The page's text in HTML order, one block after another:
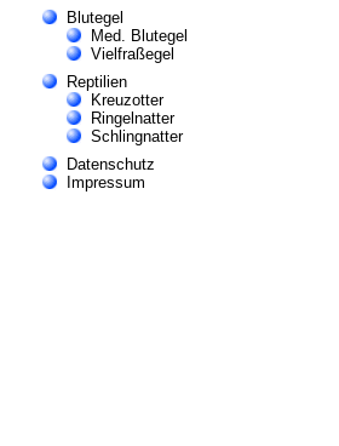
Blutegel
Med. Blutegel
Vielfraßegel
Reptilien
Kreuzotter
Ringelnatter
Schlingnatter
Datenschutz
Impressum